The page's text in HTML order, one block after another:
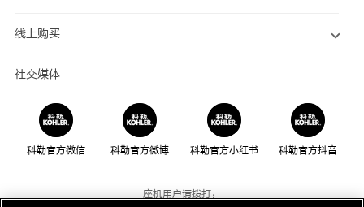
线上购买
社交媒体
科勒官方微信 科勒官方微博 科勒官方小红书 科勒官方抖音
座机用户请拨打：